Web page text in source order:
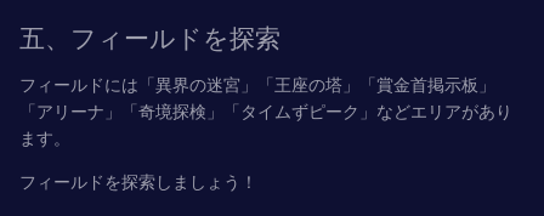
五、フィールドを探索
フィールドには「異界の迷宮」「王座の塔」「賞金首掲示板」
「アリーナ」「奇境探検」「タイムずピーク」などエリアがあり
ます。
フィールドを探索しましょう！